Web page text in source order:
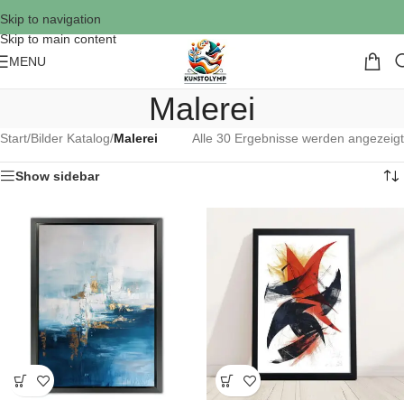
Skip to navigation
Skip to main content
MENU
Malerei
Start/Bilder Katalog/Malerei Alle 30 Ergebnisse werden angezeigt
Show sidebar